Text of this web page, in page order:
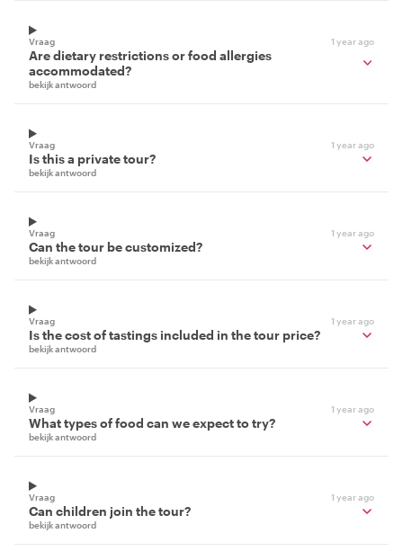
Vraag 1 year ago
Are dietary restrictions or food allergies
accommodated?
bekijk antwoord
Vraag 1 year ago
Is this a private tour?
bekijk antwoord
Vraag 1 year ago
Can the tour be customized?
bekijk antwoord
Vraag 1 year ago
Is the cost of tastings included in the tour price?
bekijk antwoord
Vraag 1 year ago
What types of food can we expect to try?
bekijk antwoord
Vraag 1 year ago
Can children join the tour?
bekijk antwoord